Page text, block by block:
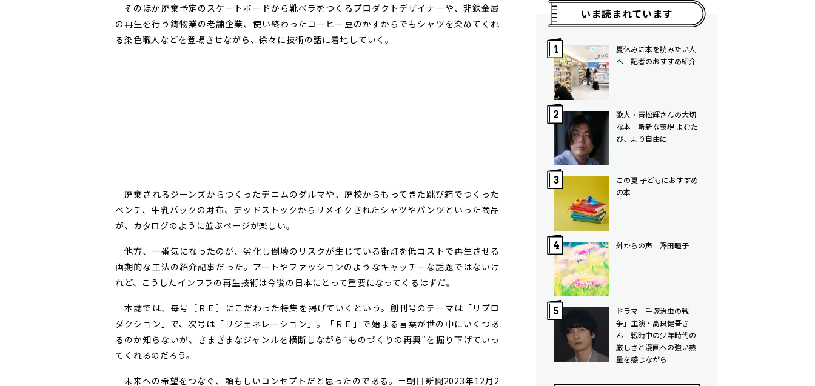
そのほか廃棄予定のスケートボードから靴ベラをつくるプロダクトデザイナーや、非鉄金属
の再生を行う鋳物業の老舗企業、使い終わったコーヒー豆のかすからでもシャツを染めてくれ
る染色職人などを登場させながら、徐々に技術の話に着地していく。
廃棄されるジーンズからつくったデニムのダルマや、廃校からもってきた跳び箱でつくった
ベンチ、牛乳パックの財布、デッドストックからリメイクされたシャツやパンツといった商品
が、カタログのように並ぶページが楽しい。
他方、一番気になったのが、劣化し倒壊のリスクが生じている街灯を低コストで再生させる
画期的な工法の紹介記事だった。アートやファッションのようなキャッチーな話題ではないけ
れど、こうしたインフラの再生技術は今後の日本にとって重要になってくるはずだ。
本誌では、毎号［ＲＥ］にこだわった特集を掲げていくという。創刊号のテーマは「リプロ
ダクション」で、次号は「リジェネレーション」。「ＲＥ」で始まる言葉が世の中にいくつあ
るのか知らないが、さまざまなジャンルを横断しながら“ものづくりの再興”を掘り下げていっ
てくれるのだろう。
未来への希望をつなぐ、頼もしいコンセプトだと思ったのである。＝朝日新聞2023年12月2
いま読まれています
夏休みに本を読みたい人
へ 記者のおすすめ紹介
歌人・青松輝さんの大切
な本 斬新な表現 よむた
び、より自由に
この夏 子どもにおすすめ
の本
外からの声 澤田瞳子
ドラマ「手塚治虫の戦
争」主演・高良健吾さ
ん 戦時中の少年時代の
厳しさと漫画への強い熱
量を感じながら